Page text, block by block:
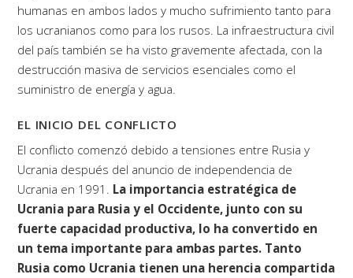
humanas en ambos lados y mucho sufrimiento tanto para
los ucranianos como para los rusos. La infraestructura civil
del país también se ha visto gravemente afectada, con la
destrucción masiva de servicios esenciales como el
suministro de energía y agua.
EL INICIO DEL CONFLICTO
El conflicto comenzó debido a tensiones entre Rusia y
Ucrania después del anuncio de independencia de
Ucrania en 1991. La importancia estratégica de
Ucrania para Rusia y el Occidente, junto con su
fuerte capacidad productiva, lo ha convertido en
un tema importante para ambas partes. Tanto
Rusia como Ucrania tienen una herencia compartida